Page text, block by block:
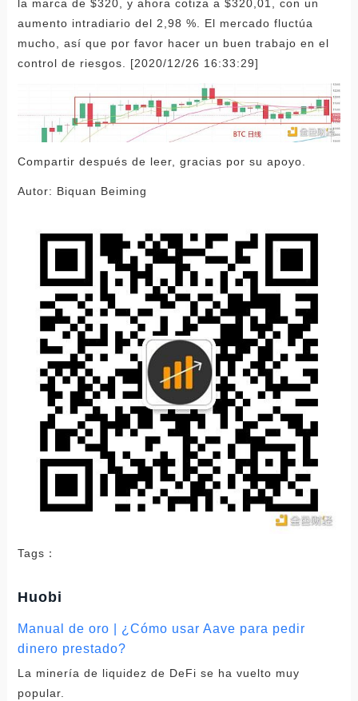
la marca de $320, y ahora cotiza a $320,01, con un
aumento intradiario del 2,98 %. El mercado fluctúa
mucho, así que por favor hacer un buen trabajo en el
control de riesgos. [2020/12/26 16:33:29]
Compartir después de leer, gracias por su apoyo.
Autor: Biquan Beiming
Tags：
Huobi
Manual de oro | ¿Cómo usar Aave para pedir
dinero prestado?
La minería de liquidez de DeFi se ha vuelto muy
popular.